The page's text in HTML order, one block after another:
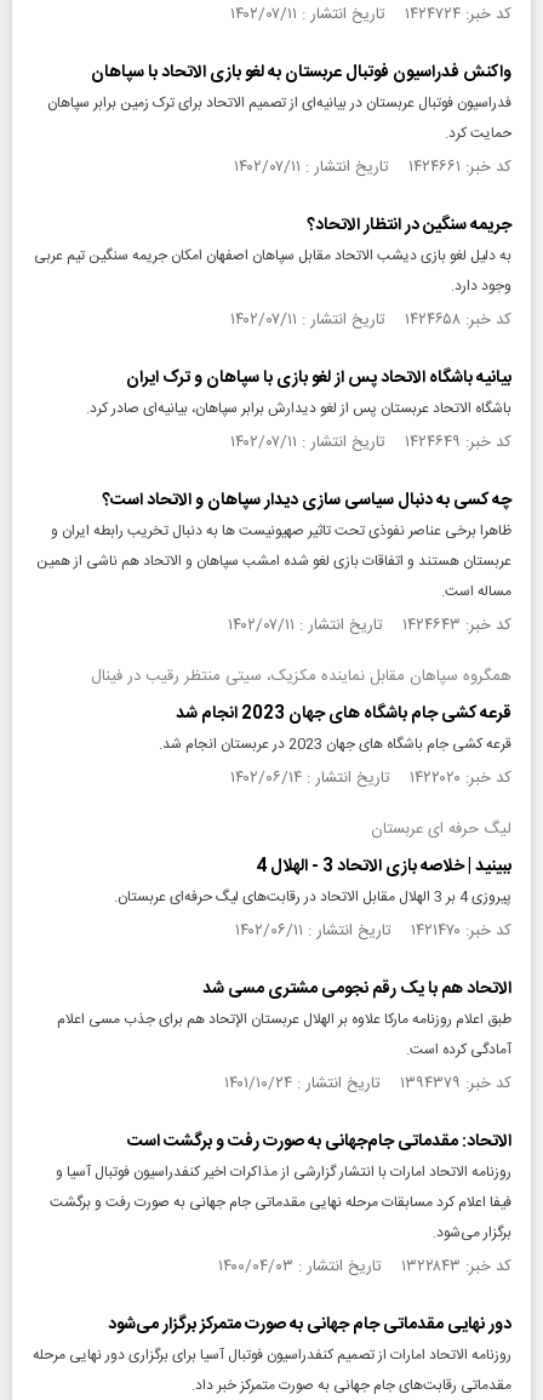
کد خبر: ۱۴۲۴۷۲۴ تاریخ انتشار : ۱۴۰۲/۰۷/۱۱
واکنش فدراسیون فوتبال عربستان به لغو بازی الاتحاد با سپاهان
فدراسیون فوتبال عربستان در بیانیه‌ای از تصمیم الاتحاد برای ترک زمین برابر سپاهان
حمایت کرد.
کد خبر: ۱۴۲۴۶۶۱ تاریخ انتشار : ۱۴۰۲/۰۷/۱۱
جریمه سنگین در انتظار الاتحاد؟
به دلیل لغو بازی دیشب الاتحاد مقابل سپاهان اصفهان امکان جریمه سنگین تیم عربی
وجود دارد.
کد خبر: ۱۴۲۴۶۵۸ تاریخ انتشار : ۱۴۰۲/۰۷/۱۱
بیانیه باشگاه الاتحاد پس از لغو بازی با سپاهان و ترک ایران
باشگاه الاتحاد عربستان پس از لغو دیدارش برابر سپاهان، بیانیه‌ای صادر کرد.
کد خبر: ۱۴۲۴۶۴۹ تاریخ انتشار : ۱۴۰۲/۰۷/۱۱
چه کسی به دنبال سیاسی‌ سازی دیدار سپاهان و الاتحاد است؟
ظاهرا برخی عناصر نفوذی تحت تاثیر صهیونیست ها به دنبال تخریب رابطه ایران و
عربستان هستند و اتفاقات بازی لغو شده امشب سپاهان و الاتحاد هم ناشی از همین
مساله است.
کد خبر: ۱۴۲۴۶۴۳ تاریخ انتشار : ۱۴۰۲/۰۷/۱۱
همگروه سپاهان مقابل نماینده مکزیک، سیتی منتظر رقیب در فینال
قرعه کشی جام باشگاه های جهان 2023 انجام شد
قرعه کشی جام باشگاه های جهان 2023 در عربستان انجام شد.
کد خبر: ۱۴۲۲۰۲۰ تاریخ انتشار : ۱۴۰۲/۰۶/۱۴
لیگ حرفه ای عربستان
ببینید | خلاصه بازی الاتحاد 3 - الهلال 4
پیروزی 4 بر 3 الهلال مقابل الاتحاد در رقابت‌های لیگ حرفه‌ای عربستان.
کد خبر: ۱۴۲۱۴۷۰ تاریخ انتشار : ۱۴۰۲/۰۶/۱۱
الاتحاد هم با یک رقم نجومی مشتری مسی شد
طبق اعلام روزنامه مارکا علاوه بر الهلال عربستان الإتحاد هم برای جذب مسی اعلام
آمادگی کرده است.
کد خبر: ۱۳۹۴۳۷۹ تاریخ انتشار : ۱۴۰۱/۱۰/۲۴
الاتحاد: مقدماتی جام‌جهانی به صورت رفت و برگشت است
روزنامه الاتحاد امارات با انتشار گزارشی از مذاکرات اخیر کنفدراسیون فوتبال آسیا و
فیفا اعلام کرد مسابقات مرحله نهایی مقدماتی جام جهانی به صورت رفت و برگشت
برگزار می‌شود.
کد خبر: ۱۳۲۲۸۴۳ تاریخ انتشار : ۱۴۰۰/۰۴/۰۳
دور نهایی مقدماتی جام جهانی به صورت متمرکز برگزار می‌شود
روزنامه الاتحاد امارات از تصمیم کنفدراسیون فوتبال آسیا برای برگزاری دور نهایی مرحله
مقدماتی رقابت‌های جام جهانی به صورت متمرکز خبر داد.